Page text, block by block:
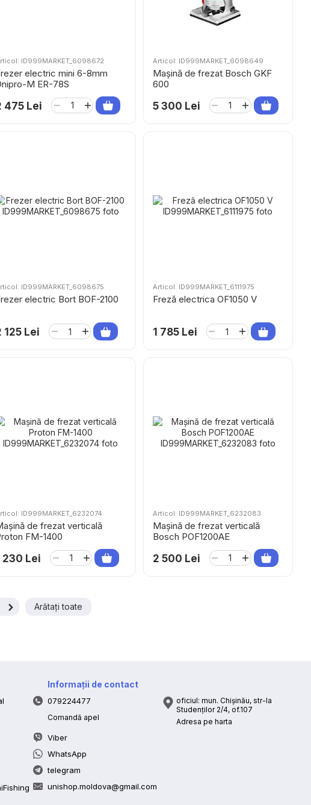
ID999MARKET_6098672
electric mini 6-8mm
M ER-78S
475 Lei
Articol: ID999MARKET_6098649
Mașină de frezat Bosch GKF
600
5 300 Lei
ID999MARKET_6098675
electric Bort BOF-2100
125 Lei
Articol: ID999MARKET_6111975
Freză electrica OF1050 V
1 785 Lei
ID999MARKET_6232074
de frezat verticală
FM-1400
230 Lei
Articol: ID999MARKET_6232083
Mașină de frezat verticală
Bosch POF1200AE
2 500 Lei
Arătați toate
Informații de contact
079224477
Comandă apel
Viber
WhatsApp
telegram
unishop.moldova@gmail.com
oficiul: mun. Chișinău, str-la
Studenților 2/4, of.107
Adresa pe harta